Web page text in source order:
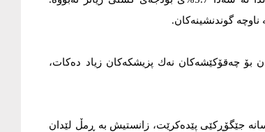
ناوچە گوندنشینەکان.
بۆ چەقۆکێشەکان نەك پزیشکەکان زیاد دەکات،
جێگۆڕکێی پێدەکرێت، زانستیش بە ڕمڵ لێدان